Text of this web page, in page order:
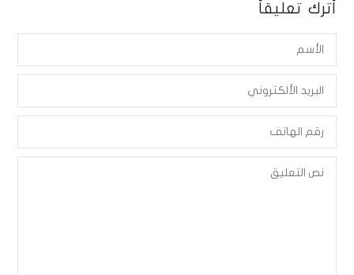
أترك تعليقاً